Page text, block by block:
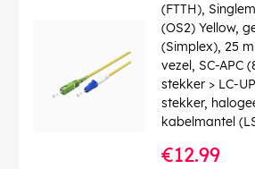
(FTTH),
(OS2) Yellow,
(Simplex), 25
vezel, SC-APC
stekker > LC-
stekker,
kabelmantel
€12.99